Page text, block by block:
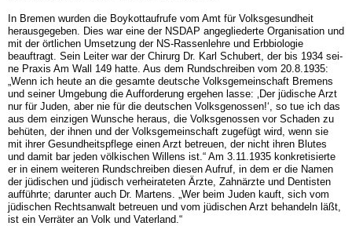
In Bremen wurden die Boy­kottaufrufe vom Amt für Volksgesundheit
herausgegeben. Dies war eine der NSDAP angegliederte Organisation und
mit der örtlichen Umsetzung der NS-Rassenlehre und Erbbiologie
beauftragt. Sein Leiter war der Chirurg Dr. Karl Schubert, der bis 1934 sei­
ne Praxis Am Wall 149 hatte. Aus dem Rundschreiben vom 20.8.1935:
„Wenn ich heute an die gesamte deutsche Volksgemeinschaft Bremens
und seiner Umgebung die Auf­forderung ergehen lasse: ‚Der jüdische Arzt
nur für Juden, aber nie für die deutschen Volksgenossen!‘, so tue ich das
aus dem einzigen Wunsche heraus, die Volksgenossen vor Schaden zu
behüten, der ihnen und der Volksgemeinschaft zugefügt wird, wenn sie
mit ihrer Gesundheitspflege einen Arzt betreuen, der nicht ihren Blutes
und damit bar jeden völkischen Willens ist.“ Am 3.11.1935 konkretisierte
er in einem weiteren Rund­schreiben diesen Aufruf, in dem er die Namen
der jüdischen und jüdisch verheirateten Ärzte, Zahnärzte und Dentisten
aufführte; darunter auch Dr. Martens. „Wer beim Juden kauft, sich vom
jüdischen Rechtsanwalt betreuen und vom jüdischen Arzt behandeln läßt,
ist ein Verräter an Volk und Vaterland.“